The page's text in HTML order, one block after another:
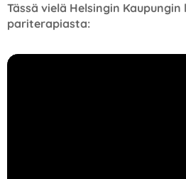
Tässä vielä Helsingin
pariterapiasta: